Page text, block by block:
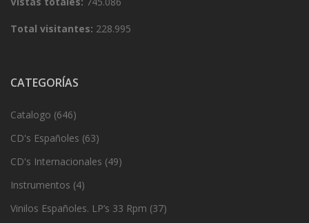
Total visitantes: 228.995
CATEGORÍAS
Catalogo (646)
CD's Españoles (63)
CD's Internacionales (49)
Instrumentos (4)
Vinilos Españoles. LP’s 33 Rpm (37)